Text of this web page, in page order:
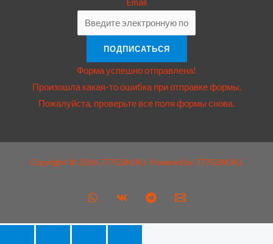
Email
ПОДПИСАТЬСЯ
Форма успешно отправлена!
Произошла какая-то ошибка при отправке формы.
Пожалуйста, проверьте все поля формы снова.
Copyright © 2026 777GSM.RU. Powered by 777GSM.RU.